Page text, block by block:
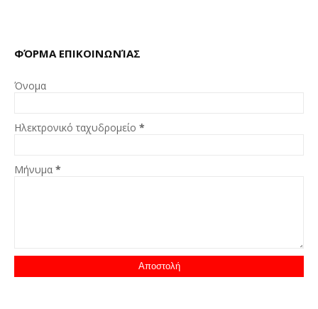
ΦΌΡΜΑ ΕΠΙΚΟΙΝΩΝΊΑΣ
Όνομα
Ηλεκτρονικό ταχυδρομείο *
Μήνυμα *